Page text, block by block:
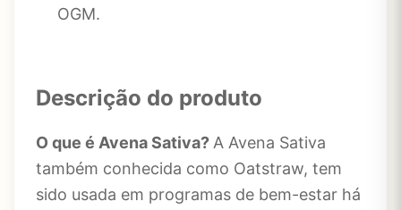
OGM.
Descrição do produto
O que é Avena Sativa? A Avena Sativa
também conhecida como Oatstraw, tem
sido usada em programas de bem-estar há